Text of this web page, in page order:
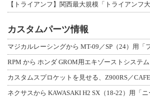
カスタムパーツ情報
ネクサスから KAWASAKI H2 SX（18-22）用「